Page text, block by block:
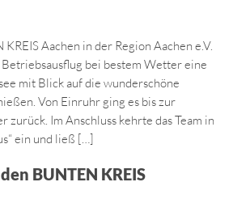
KREIS Aachen in der Region Aachen e.V.
bei bestem Wetter eine
mit Blick auf die wunderschöne
Von Einruhr ging es bis zur
Im Anschluss kehrte das Team in
ein und ließ […]
BUNTEN KREIS